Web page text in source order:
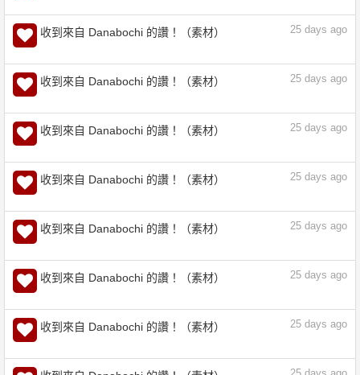
收到來自 Danabochi 的讚！（素材） days ago
收到來自 Danabochi 的讚！（素材） days ago
收到來自 Danabochi 的讚！（素材） days ago
收到來自 Danabochi 的讚！（素材） days ago
收到來自 Danabochi 的讚！（素材） days ago
收到來自 Danabochi 的讚！（素材） days ago
收到來自 Danabochi 的讚！（素材） days ago